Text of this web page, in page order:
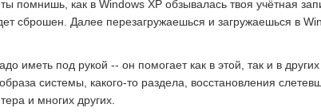
помнишь, как в Windows XP обзывалась твоя учётная
сброшен. Далее перезагружаешься и загружаешься в
иметь под рукой -- он помогает как в этой, так и в
системы, какого-то раздела, восстановления
и многих других.